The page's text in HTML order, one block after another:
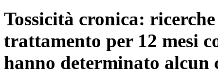
Tossicità cronica:
trattamento per 12 mesi
hanno determinato alcun